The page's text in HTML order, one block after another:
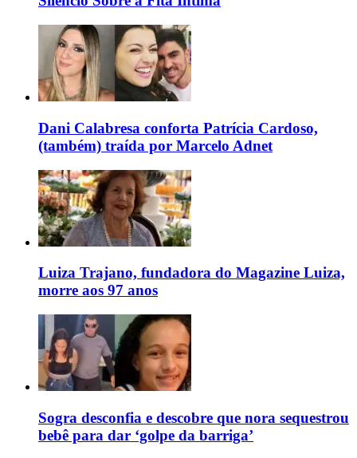
Dani Calabresa conforta Patrícia Cardoso,
(também) traída por Marcelo Adnet
Luiza Trajano, fundadora do Magazine Luiza,
morre aos 97 anos
Sogra desconfia e descobre que nora sequestrou
bebê para dar ‘golpe da barriga’